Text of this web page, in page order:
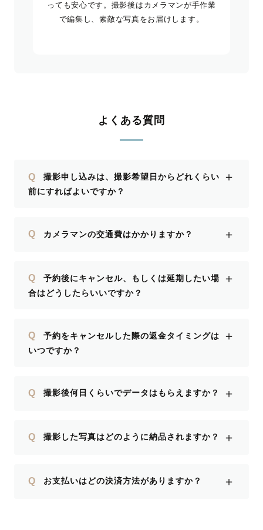
っても安心です。撮影後はカメラマンが手作業
で編集し、素敵な写真をお届けします。
よくある質問
Q
撮影申し込みは、撮影希望日からどれくらい
前にすればよいですか？
＋
Q カメラマンの交通費はかかりますか？ ＋
Q
予約後にキャンセル、もしくは延期したい場
合はどうしたらいいですか？
＋
Q
予約をキャンセルした際の返金タイミングは
いつですか？
＋
Q 撮影後何日くらいでデータはもらえますか？ ＋
Q 撮影した写真はどのように納品されますか？ ＋
Q お支払いはどの決済方法がありますか？ ＋